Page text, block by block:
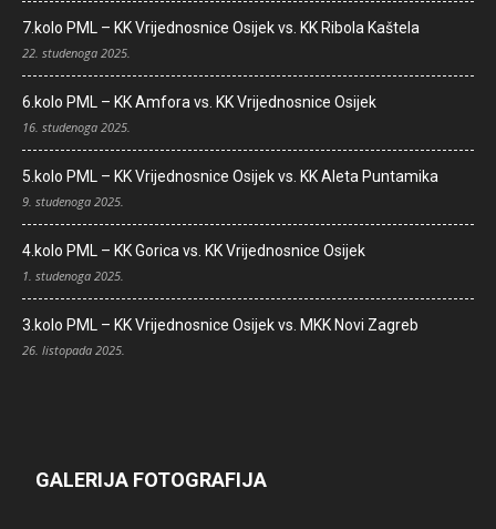
7.kolo PML – KK Vrijednosnice Osijek vs. KK Ribola Kaštela
22. studenoga 2025.
6.kolo PML – KK Amfora vs. KK Vrijednosnice Osijek
16. studenoga 2025.
5.kolo PML – KK Vrijednosnice Osijek vs. KK Aleta Puntamika
9. studenoga 2025.
4.kolo PML – KK Gorica vs. KK Vrijednosnice Osijek
1. studenoga 2025.
3.kolo PML – KK Vrijednosnice Osijek vs. MKK Novi Zagreb
26. listopada 2025.
GALERIJA FOTOGRAFIJA